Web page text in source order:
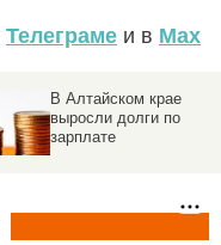
Телеграме и в Max
В Алтайском крае
выросли долги по
зарплате